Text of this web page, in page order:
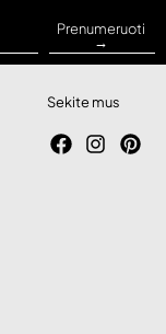
Prenumeruoti
→
Sekite mus